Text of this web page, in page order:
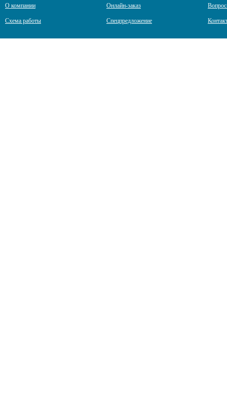
О компании
Схема работы
Онлайн-заказ
Спецпредложение